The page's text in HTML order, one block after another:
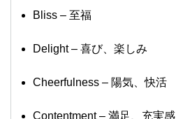
Bliss – 至福
Delight – 喜び、楽しみ
Cheerfulness – 陽気、快活
Contentment – 満足、充実感